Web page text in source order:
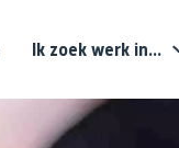
Ik zoek werk in...